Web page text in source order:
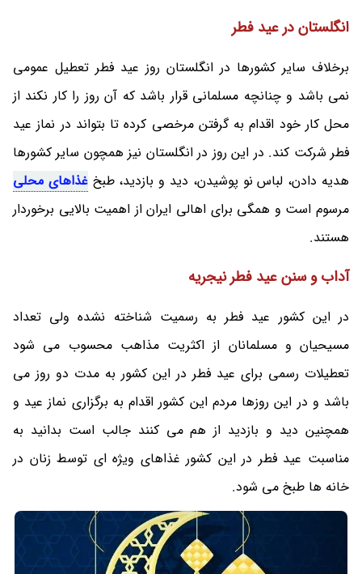
انگلستان در عید فطر
برخلاف سایر کشورها در انگلستان روز عید فطر تعطیل عمومی
نمی باشد و چنانچه مسلمانی قرار باشد که آن روز را کار نکند از
محل کار خود اقدام به گرفتن مرخصی کرده تا بتواند در نماز عید
فطر شرکت کند. در این روز در انگلستان نیز همچون سایر کشورها
هدیه دادن، لباس نو پوشیدن، دید و بازدید، طبخغذاهای محلی
مرسوم است و همگی برای اهالی ایران از اهمیت بالایی برخوردار
هستند.
آداب و سنن عید فطر نیجریه
در این کشور عید فطر به رسمیت شناخته نشده ولی تعداد
مسیحیان و مسلمانان از اکثریت مذاهب محسوب می شود
تعطیلات رسمی برای عید فطر در این کشور به مدت دو روز می
باشد و در این روزها مردم این کشور اقدام به برگزاری نماز عید و
همچنین دید و بازدید از هم می کنند جالب است بدانید به
مناسبت عید فطر در این کشور غذاهای ویژه ای توسط زنان در
خانه ها طبخ می شود.